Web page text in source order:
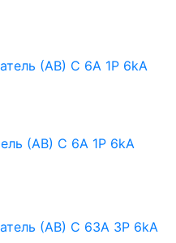
(АВ) C 6A 1P 6kA